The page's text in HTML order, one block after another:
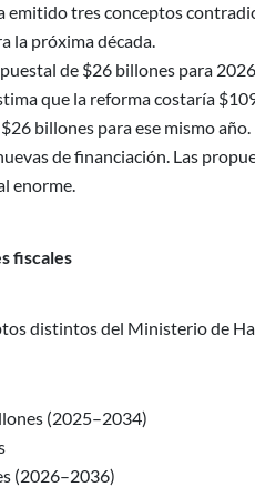
emitido tres conceptos
la próxima década.
de $26 billones para
que la reforma costaría
billones para ese mismo año.
de financiación. Las
enorme.
fiscales
distintos del Ministerio de
(2025–2034)
(2026–2036)